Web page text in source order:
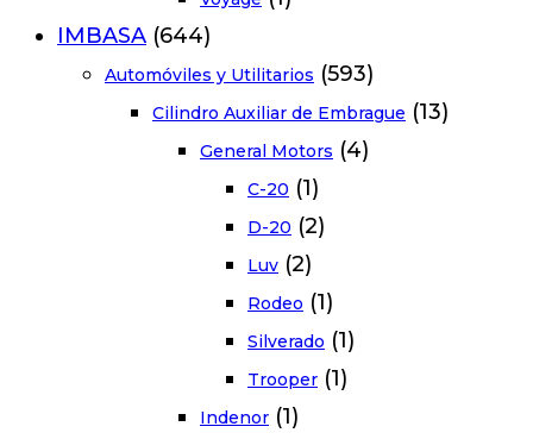
IMBASA (644)
Automóviles y Utilitarios (593)
Cilindro Auxiliar de Embrague (13)
General Motors (4)
C-20 (1)
D-20 (2)
Luv (2)
Rodeo (1)
Silverado (1)
Trooper (1)
Indenor (1)